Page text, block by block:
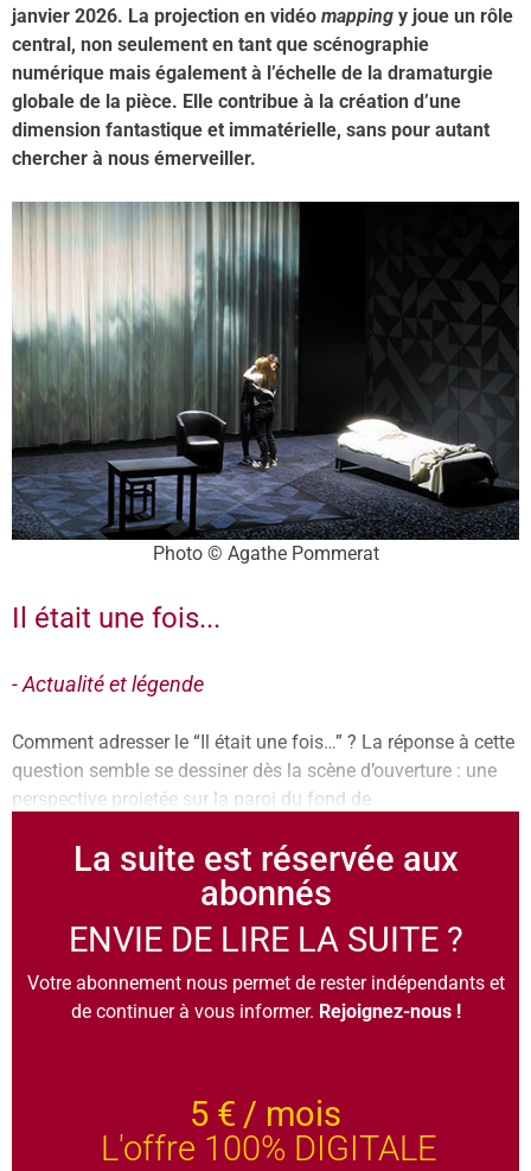
janvier 2026. La projection en vidéo mapping y joue un rôle
central, non seulement en tant que scénographie
numérique mais également à l’échelle de la dramaturgie
globale de la pièce. Elle contribue à la création d’une
dimension fantastique et immatérielle, sans pour autant
chercher à nous émerveiller.
Photo © Agathe Pommerat
Il était une fois...
- Actualité et légende
Comment adresser le “Il était une fois…” ? La réponse à cette
question semble se dessiner dès la scène d’ouverture : une
perspective projetée sur la paroi du fond de
La suite est réservée aux
abonnés
ENVIE DE LIRE LA SUITE ?
Votre abonnement nous permet de rester indépendants et
de continuer à vous informer. Rejoignez-nous !
5 € / mois
L'offre 100% DIGITALE